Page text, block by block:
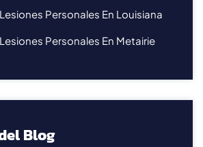
Personales En Louisiana
Personales En Metairie
Blog